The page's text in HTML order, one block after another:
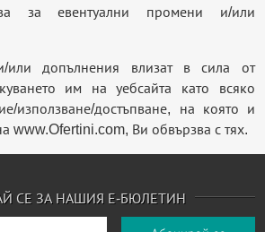
за евентуални промени и/или
или допълнения влизат в сила от
им на уебсайта като всяко
използване/достъпване, на която и
www.Ofertini.com, Ви обвързва с тях.
СЕ ЗА НАШИЯ Е-БЮЛЕТИН